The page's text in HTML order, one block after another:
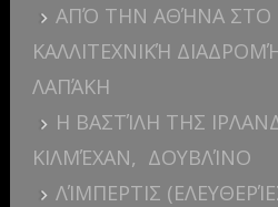
ΑΠΌ ΤΗΝ ΑΘΉΝΑ ΣΤΟ
ΚΑΛΛΙΤΕΧΝΙΚΉ
ΛΑΠΆΚΗ
Η ΒΑΣΤΊΛΗ ΤΗΣ
ΚΙΛΜΈΧΑΝ, ΔΟΥΒΛΊΝΟ
ΛΊΜΠΕΡΤΙΣ